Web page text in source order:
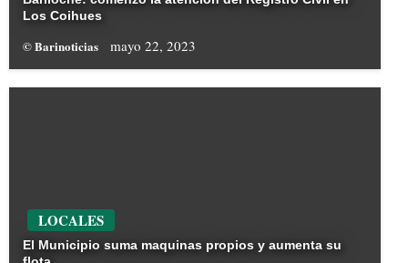
Los Coihues
© Barinoticias mayo 22, 2023
LOCALES
El Municipio suma maquinas propios y aumenta su